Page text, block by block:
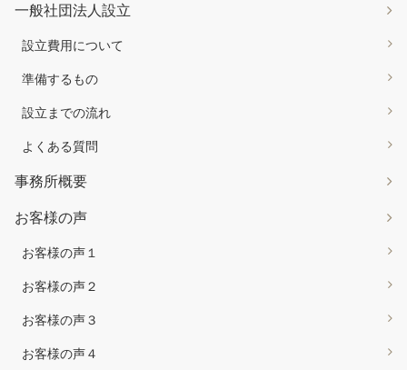
一般社団法人設立
設立費用について
準備するもの
設立までの流れ
よくある質問
事務所概要
お客様の声
お客様の声１
お客様の声２
お客様の声３
お客様の声４